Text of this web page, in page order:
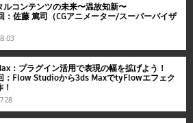
ルコンテンツの未来〜温故知新〜
：佐藤 篤司（CGアニメーター/スーパーバイザ
：プラグイン活用で表現の幅を拡げよう！
：Flow Studioから3ds MaxでtyFlowエフェク